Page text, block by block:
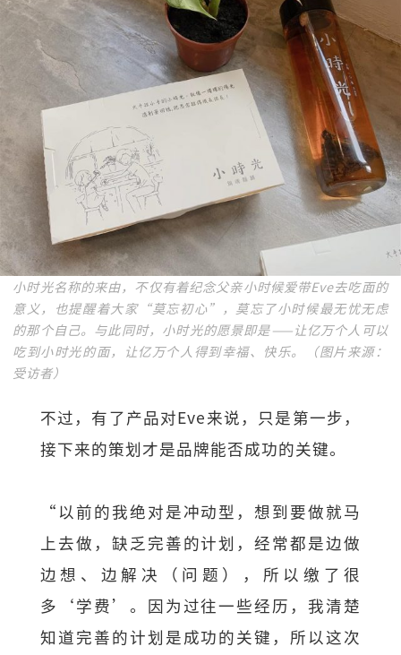
小时光名称的来由，不仅有着纪念父亲小时候爱带Eve去吃面的
意义，也提醒着大家“莫忘初心”，莫忘了小时候最无忧无虑
的那个自己。与此同时，小时光的愿景即是——让亿万个人可以
吃到小时光的面，让亿万个人得到幸福、快乐。（图片来源：
受访者）
不过，有了产品对Eve来说，只是第一步，
接下来的策划才是品牌能否成功的关键。
“以前的我绝对是冲动型，想到要做就马
上去做，缺乏完善的计划，经常都是边做
边想、边解决（问题），所以缴了很
多‘学费’。因为过往一些经历，我清楚
知道完善的计划是成功的关键，所以这次